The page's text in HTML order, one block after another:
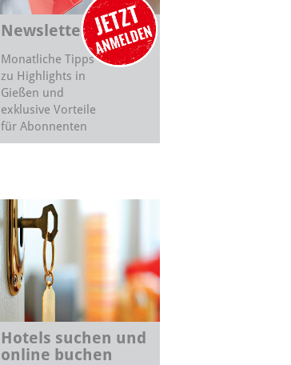
Newsletter
Monatliche Tipps
zu Highlights in
Gießen und
exklusive Vorteile
für Abonnenten
Hotels suchen und
online buchen